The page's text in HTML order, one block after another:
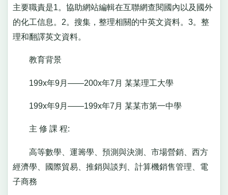
主要職責是1。協助網站編輯在互聯網查閱國內以及國外
的化工信息。2。搜集，整理相關的中英文資料。3。整
理和翻譯英文資料。
教育背景
199x年9月——200x年7月 某某理工大學
199x年9月——199x年7月 某某市第一中學
主 修 課 程:
高等數學、運籌學、預測與決測、市場營銷、西方
經濟學、國際貿易、推銷與談判、計算機銷售管理、電
子商務